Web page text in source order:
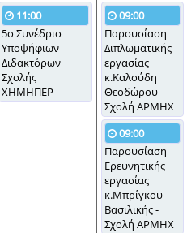
11:00
5ο Συνέδριο
Υποψήφιων
Διδακτόρων
Σχολής
ΧΗΜΗΠΕΡ
09:00
Παρουσίαση
Διπλωματικής
εργασίας
κ.Καλούδη
Θεοδώρου
Σχολή ΑΡΜΗΧ
09:00
Παρουσίαση
Ερευνητικής
εργασίας
κ.Μπρίγκου
Βασιλικής -
Σχολή ΑΡΜΗΧ